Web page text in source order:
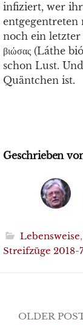
infiziert, wer
entgegentreten
noch ein letzter
βιώσας (Láthe
schon Lust.
Quäntchen ist.
Geschrieben
Lebensweise,
Streifzüge 2018-
Post
OLDER